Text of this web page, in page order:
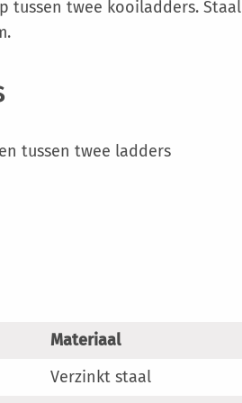
tussen twee kooiladders. Staal
tussen twee ladders
Materiaal
Verzinkt staal